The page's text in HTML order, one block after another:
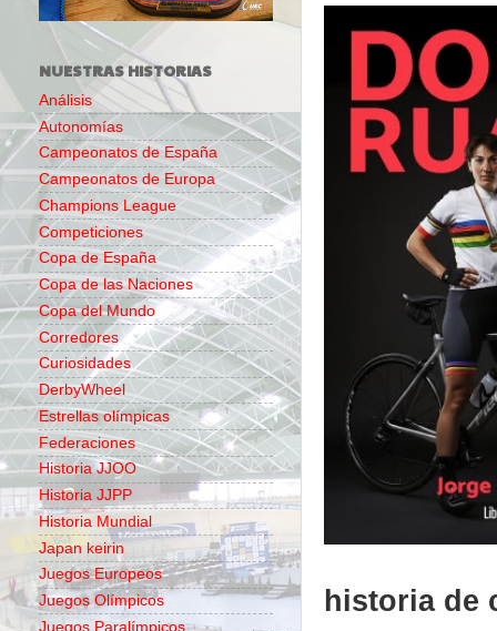
historia de
NUESTRAS HISTORIAS
Análisis
Autonomías
Campeonatos de España
Campeonatos de Europa
Champions League
Competiciones
Copa de España
Copa de las Naciones
Copa del Mundo
Corredores
Curiosidades
DerbyWheel
Estrellas olímpicas
Federaciones
Historia JJOO
Historia JJPP
Historia Mundial
Japan keirin
Juegos Europeos
Juegos Olímpicos
Juegos Paralímpicos